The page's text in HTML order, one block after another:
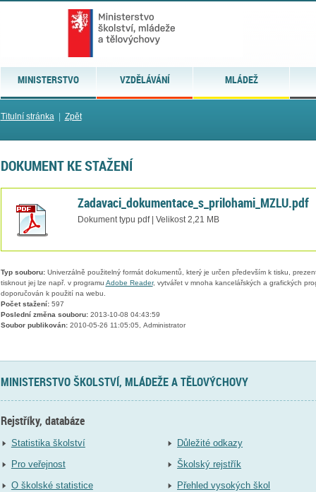
MINISTERSTVO VZDĚLÁVÁNÍ MLÁDEŽ
Titulní stránka| Zpět
DOKUMENT KE STAŽENÍ
Zadavaci_dokumentace_s_prilohami_MZLU.pdf
Dokument typu pdf | Velikost 2,21 MB
Typ souboru:Univerzálně použitelný formát dokumentů, který je určen především k tisku,
tisknout jej lze např. v programu Adobe Reader, vytvářet v mnoha kancelářských a grafických
doporučován k použití na webu.
Počet stažení:597
Poslední změna souboru:2013-10-08 04:43:59
Soubor publikován:2010-05-26 11:05:05, Administrator
MINISTERSTVO ŠKOLSTVÍ, MLÁDEŽE A TĚLOVÝCHOVY
Rejstříky, databáze
Statistika školství
Pro veřejnost
O školské statistice
Důležité odkazy
Školský rejstřík
Přehled vysokých škol